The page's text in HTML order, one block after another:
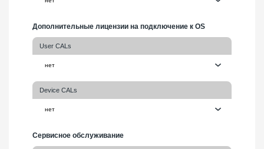
Дополнительные лицензии на подключение к OS
User CALs
Device CALs
Сервисное обслуживание